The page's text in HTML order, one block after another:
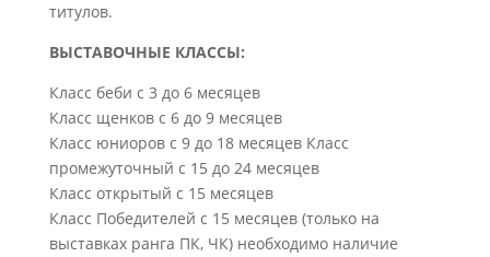
титулов.
ВЫСТАВОЧНЫЕ КЛАССЫ:
Класс беби с 3 до 6 месяцев
Класс щенков с 6 до 9 месяцев
Класс юниоров с 9 до 18 месяцев Класс
промежуточный с 15 до 24 месяцев
Класс открытый с 15 месяцев
Класс Победителей с 15 месяцев (только на
выставках ранга ПК, ЧК) необходимо наличие